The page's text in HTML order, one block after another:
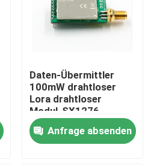
Daten-Übermittler
100mW drahtloser
Lora drahtloser
Modul-SX1276
868MHz
Anfrage absenden